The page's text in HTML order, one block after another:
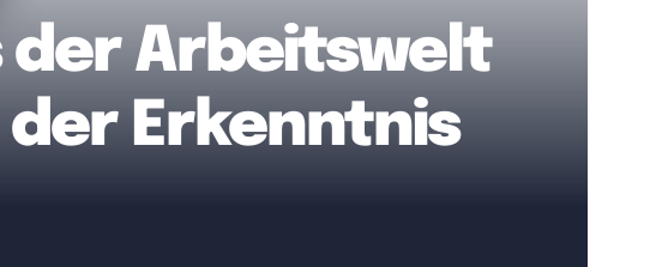
der Arbeitswelt
der Erkenntnis